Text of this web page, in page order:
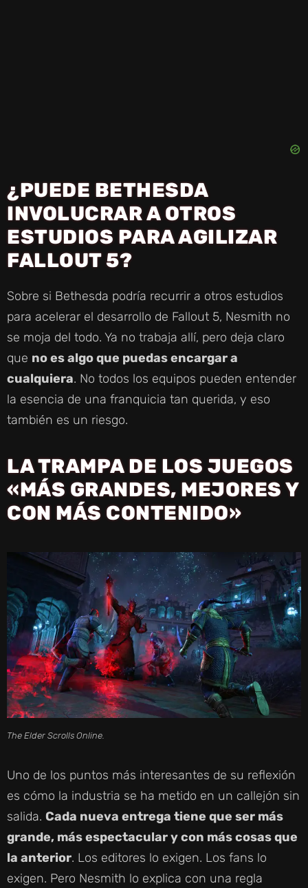
¿PUEDE BETHESDA
INVOLUCRAR A OTROS
ESTUDIOS PARA AGILIZAR
FALLOUT 5?
Sobre si Bethesda podría recurrir a otros estudios
para acelerar el desarrollo de Fallout 5, Nesmith no
se moja del todo. Ya no trabaja allí, pero deja claro
que no es algo que puedas encargar a
cualquiera. No todos los equipos pueden entender
la esencia de una franquicia tan querida, y eso
también es un riesgo.
LA TRAMPA DE LOS JUEGOS
«MÁS GRANDES, MEJORES Y
CON MÁS CONTENIDO»
The Elder Scrolls Online.
Uno de los puntos más interesantes de su reflexión
es cómo la industria se ha metido en un callejón sin
salida. Cada nueva entrega tiene que ser más
grande, más espectacular y con más cosas que
la anterior. Los editores lo exigen. Los fans lo
exigen. Pero Nesmith lo explica con una regla